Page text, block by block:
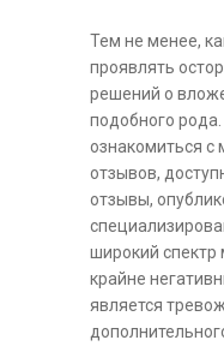
Тем не менее,
проявлять
решений о
подобного
ознакомиться с
отзывов,
отзывы,
широкий спектр
крайне
является